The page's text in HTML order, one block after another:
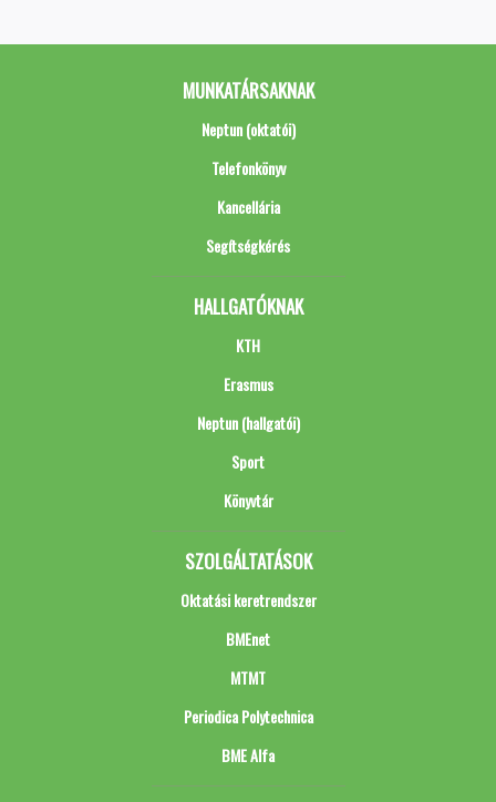
MUNKATÁRSAKNAK
Neptun (oktatói)
Telefonkönyv
Kancellária
Segítségkérés
HALLGATÓKNAK
KTH
Erasmus
Neptun (hallgatói)
Sport
Könyvtár
SZOLGÁLTATÁSOK
Oktatási keretrendszer
BMEnet
MTMT
Periodica Polytechnica
BME Alfa